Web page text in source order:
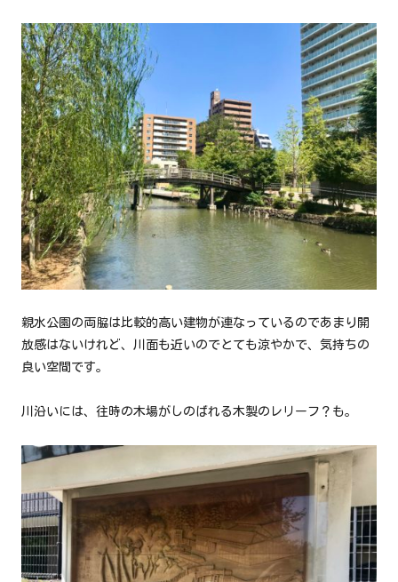
親水公園の両脇は比較的高い建物が連なっているのであまり開
放感はないけれど、川面も近いのでとても涼やかで、気持ちの
良い空間です。
川沿いには、往時の木場がしのばれる木製のレリーフ？も。